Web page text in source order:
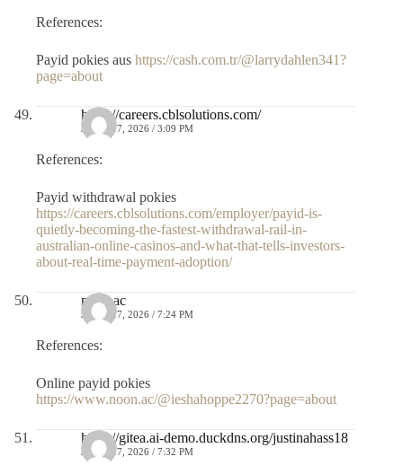
References:
Payid pokies aus https://cash.com.tr/@larrydahlen341?
page=about
https://careers.cblsolutions.com/
JULIO 17, 2026 / 3:09 PM
References:
Payid withdrawal pokies
https://careers.cblsolutions.com/employer/payid-is-
quietly-becoming-the-fastest-withdrawal-rail-in-
australian-online-casinos-and-what-that-tells-investors-
about-real-time-payment-adoption/
noon.ac
JULIO 17, 2026 / 7:24 PM
References:
Online payid pokies
https://www.noon.ac/@ieshahoppe2270?page=about
https://gitea.ai-demo.duckdns.org/justinahass18
JULIO 17, 2026 / 7:32 PM